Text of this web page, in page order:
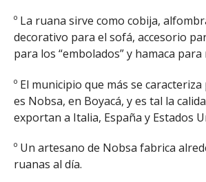
º La ruana sirve como cobija,
decorativo para el sofá, accesorio
para los “embolados” y hamaca
º El municipio que más se
es Nobsa, en Boyacá, y es tal la
exportan a Italia, España y Estados
º Un artesano de Nobsa fabrica
ruanas al día.